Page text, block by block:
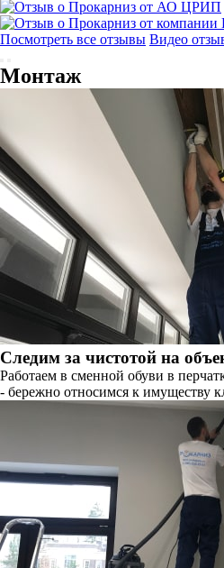
Посмотреть все отзывы Видео
Монтаж
Следим за чистотой на
Работаем в сменной обуви в
- бережно относимся к имуществу